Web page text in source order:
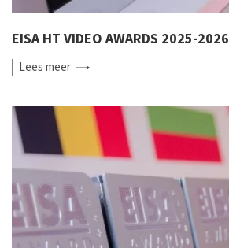
EISA HT VIDEO AWARDS 2025-2026
Leesmeer